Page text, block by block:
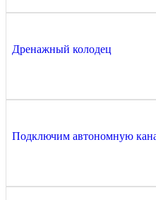
Дренажный колодец
Подключим автономную